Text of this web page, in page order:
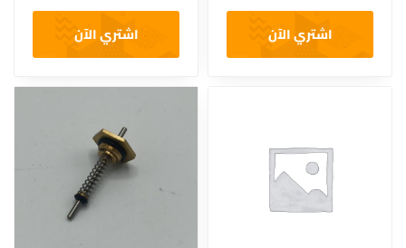
اشتري الآن
اشتري الآن